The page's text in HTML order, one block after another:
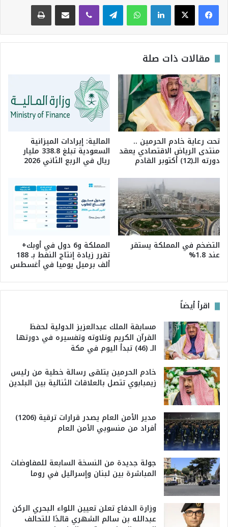
لينكدإن واتساب تيلقرام
مقالات ذات صلة
تحت رعاية خادم الحرمين ..
منتدى الرياض الاقتصادي يعقد
دورته الـ(12) أكتوبر القادم
المالية: إيرادات الميزانية
السعودية تبلغ 338.8 مليار
ريال في الربع الثاني 2026
التضخم في المملكة يستقر
عند 1.8%
المملكة و6 دول في أوبك+
تقرر زيادة إنتاج النفط بـ 188
ألف برميل يوميا في أغسطس
اقرأ أيضاً
مسابقة الملك عبدالعزيز الدولية لحفظ
القرآن الكريم وتلاوته وتفسيره في دورتها
الـ (46) تبدأ اليوم في مكة
خادم الحرمين يتلقى رسالة خطية من رئيس
زيمبابوي تتصل بالعلاقات الثنائية بين البلدين
مدير الأمن العام يصدر قرارات ترقية (1206)
أفراد من منسوبي الأمن العام
جولة جديدة من النسخة السابعة للمفاوضات
المباشرة بين لبنان وإسرائيل في روما
وزارة الدفاع تعلن تعيين اللواء البحري الركن
عبدالله بن سالم الشهري قائدًا للتحالف